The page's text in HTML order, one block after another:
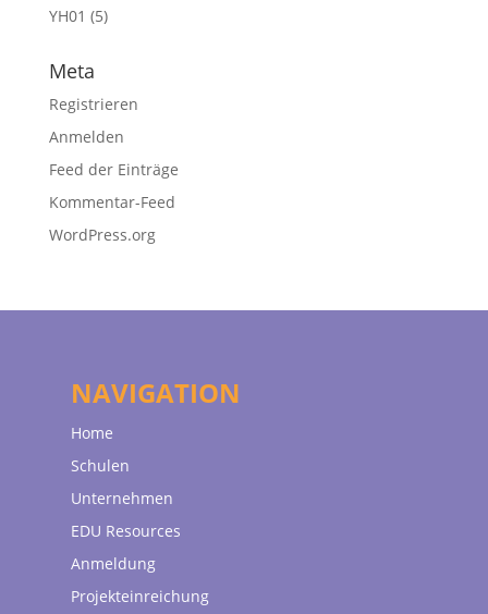
YH01 (5)
Meta
Registrieren
Anmelden
Feed der Einträge
Kommentar-Feed
WordPress.org
NAVIGATION
Home
Schulen
Unternehmen
EDU Resources
Anmeldung
Projekteinreichung